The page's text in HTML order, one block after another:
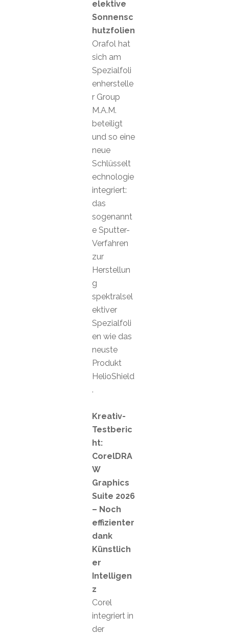
elektive
Sonnensc
hutzfolien
Orafol hat
sich am
Spezialfoli
enherstelle
r Group
M.A.M.
beteiligt
und so eine
neue
Schlüsselt
echnologie
integriert:
das
sogenannt
e Sputter-
Verfahren
zur
Herstellun
g
spektralsel
ektiver
Spezialfoli
en wie das
neuste
Produkt
HelioShield
.
Kreativ-
Testberic
ht:
CorelDRA
W
Graphics
Suite 2026
– Noch
effizienter
dank
Künstlich
er
Intelligen
z
Corel
integriert in
der